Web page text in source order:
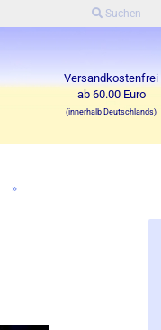
Suchen
Versandkostenfrei
ab 60.00 Euro
(innerhalb Deutschlands)
»